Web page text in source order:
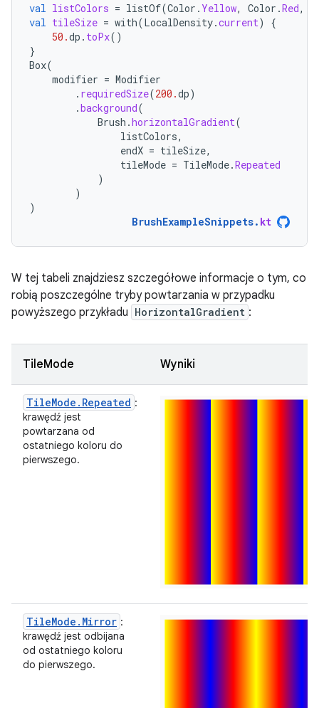
val listColors = listOf(Color . Yellow, Color .Red,
val tileSize = with(LocalDensity.current)
{
50.dp . toPx()
}
Box(
modifier = Modifier
. requiredSize(200.dp)
.background(
Brush .horizontalGradient(
listColors,
endX = tileSize,
tileMode = TileMode.Repeated
)
)
)
BrushExampleSnippets. kt
W tej tabeli znajdziesz szczegółowe informacje o tym, co
robią poszczególne tryby powtarzania w przypadku
powyższego przykładu HorizontalGradient :
TileMode Wyniki
TileMode.Repeated :
krawędź jest
powtarzana od
ostatniego koloru do
pierwszego.
TileMode.Mirror :
krawędź jest odbijana
od ostatniego koloru
do pierwszego.